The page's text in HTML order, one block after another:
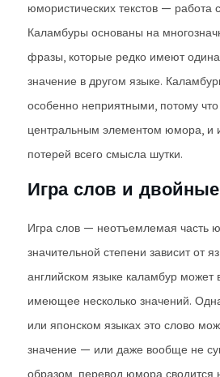
юмористических текстов — работа
Каламбуры основаны на
фразы, которые редко имеют
значение в другом языке.
особенно неприятными, потому
центральным элементом юмора, и
потерей всего смысла шутки.
Игра слов и
Игра слов — неотъемлемая часть
значительной степени зависит от
английском языке каламбур может
имеющее несколько значений.
или японском языках это слово
значение — или даже вообще не
образом, перевод юмора сводится